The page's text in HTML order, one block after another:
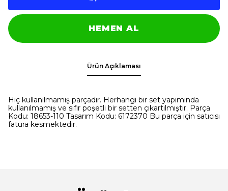
HEMEN AL
Ürün Açıklaması
Hiç kullanılmamış parçadır. Herhangi bir set yapımında
kullanılmamış ve sıfır poşetli bir setten çıkartılmıştır. Parça
Kodu: 18653-110 Tasarım Kodu: 6172370 Bu parça için satıcısı
fatura kesmektedir.